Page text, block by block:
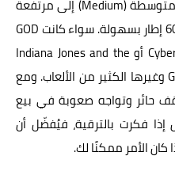
الألعاب التي اختبرتها تعمل بدقة متوسطة (Medium) إلى مرتفعة
(High)، وأستطيع تحقيق أكثر من 60 إطار بسهولة. سواء كانت GOD
Of War Ragnarök أو Cyberpunk 2077 أو Indiana Jones and the
Great Circle أو Ghost Of Tsushima وغيرها الكثير من الألعاب. ومع
حائر وتواجه صعوبة في بيع
فكرت بالترقية، فيُفضّل أن